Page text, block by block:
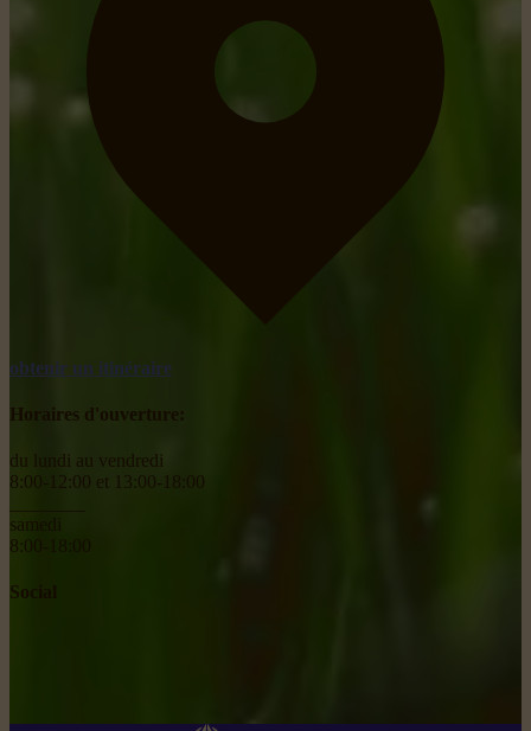
obtenir un itinéraire
Horaires d'ouverture:
du lundi au vendredi
8:00-12:00 et 13:00-18:00
samedi
8:00-18:00
Social